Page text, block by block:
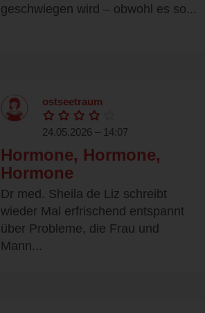
geschwiegen wird – obwohl es so...
ostseetraum
24.05.2026 – 14:07
Hormone, Hormone,
Hormone
Dr med. Sheila de Liz schreibt
wieder Mal erfrischend entspannt
über Probleme, die Frau und
Mann...